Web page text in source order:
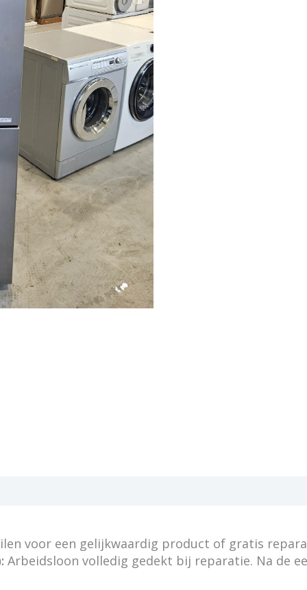
voor een gelijkwaardig product of gratis
Arbeidsloon volledig gedekt bij reparatie. Na de